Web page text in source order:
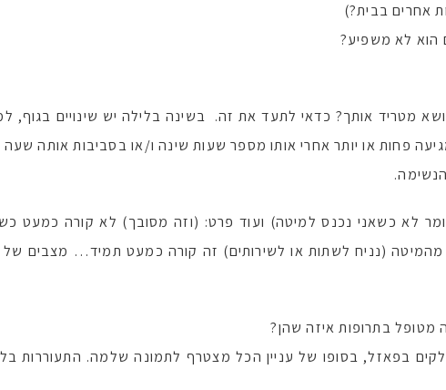
אחרים בבית?)
הוא לא משפיע?
מטריד אותך? כדאי לתעד את זה. בשינה בלילה יש שינויים בגוף,
פחות או יותר אחרי אותו מספר שעות שינה ו/או בסביבות אותה
לא כשאני נכנס למיטה) ועוד פרט: (וזה מסובך) לא קורה כמעט
(נניח לשתות או לשירותים) זה קורה כמעט תמיד… מצבים של
בתרופות איזה שהן?
בפאזל, בסופו של עניין הכל מצטרף לתמונה שלמה. התעוררות